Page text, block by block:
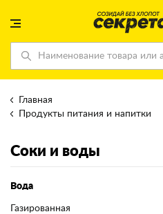
Главная
Продукты питания и напитки
Соки и воды
Вода
Газированная